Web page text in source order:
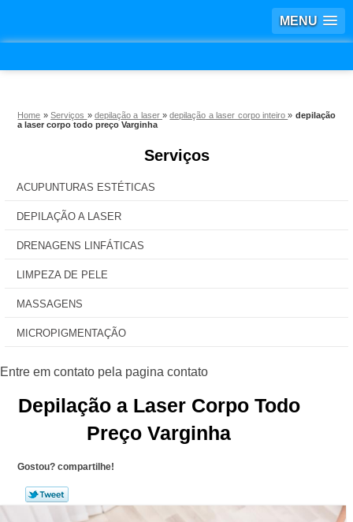
MENU
Home »Serviços » depilação a laser»depilação a laser corpo inteiro» depilação
a laser corpo todo preço Varginha
Serviços
ACUPUNTURAS ESTÉTICAS
DEPILAÇÃO A LASER
DRENAGENS LINFÁTICAS
LIMPEZA DE PELE
MASSAGENS
MICROPIGMENTAÇÃO
Depilação a Laser Corpo Todo
Preço Varginha
Gostou? compartilhe!